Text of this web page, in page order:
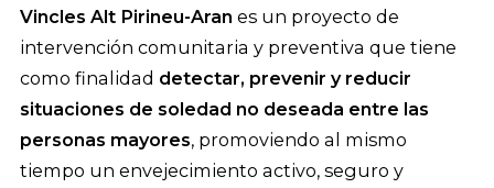
Vincles Alt Pirineu-Aran es un proyecto de
intervención comunitaria y preventiva que tiene
como finalidad detectar, prevenir y reducir
situaciones de soledad no deseada entre las
personas mayores, promoviendo al mismo
tiempo un envejecimiento activo, seguro y